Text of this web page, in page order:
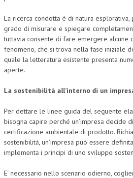
La ricerca condotta è di natura
grado di misurare e spiegare
tuttavia consente di fare emergere alcune
fenomeno, che si trova nella fase iniziale
quale la letteratura esistente presenta
aperte.
La sostenibilità all’interno di un
Per dettare le linee guida del seguente
bisogna capire perché un’impresa decide
certificazione ambientale di prodotto.
sostenibilità, un’impresa può essere
implementa i principi di uno sviluppo
E’ necessario nello scenario odierno,